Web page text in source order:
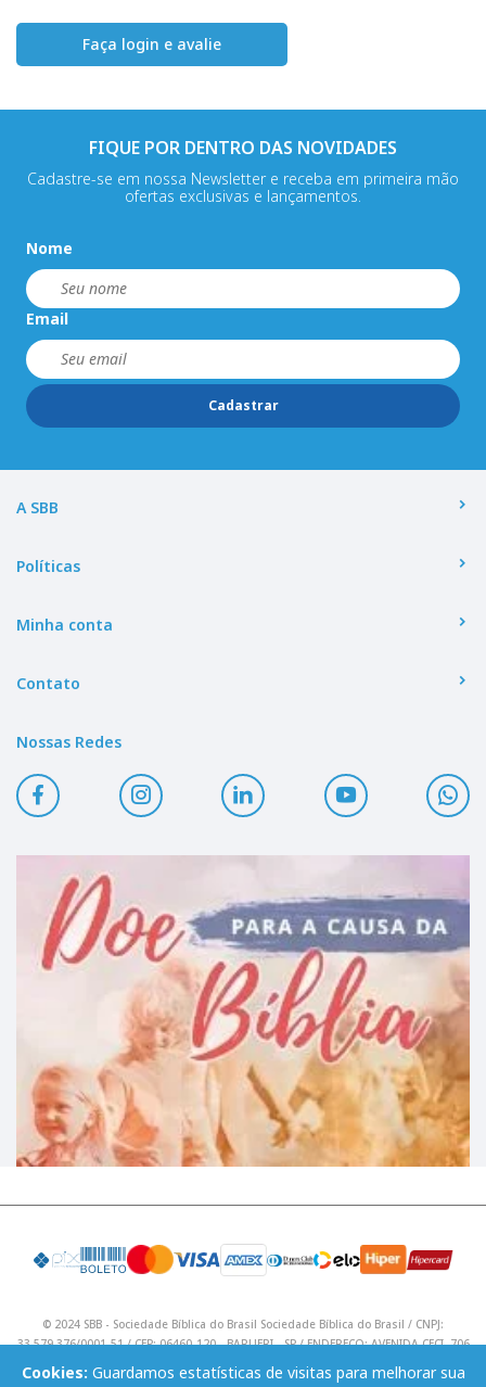
Faça login e avalie
FIQUE POR DENTRO DAS NOVIDADES
Cadastre-se em nossa Newsletter e receba em primeira mão
ofertas exclusivas e lançamentos.
Nome
Email
Cadastrar
A SBB
Políticas
Minha conta
Contato
Nossas Redes
Cookies: Guardamos estatísticas de visitas para melhorar sua
© 2024 SBB - Sociedade Bíblica do Brasil Sociedade Bíblica do Brasil / CNPJ:
33.579.376/0001-51 / CEP: 06460-120 - BARUERI - SP / ENDEREÇO: AVENIDA CECI, 706
/ Telefone: (11) 4195 9590 / Email: lojavirtual@sbb.org.br .